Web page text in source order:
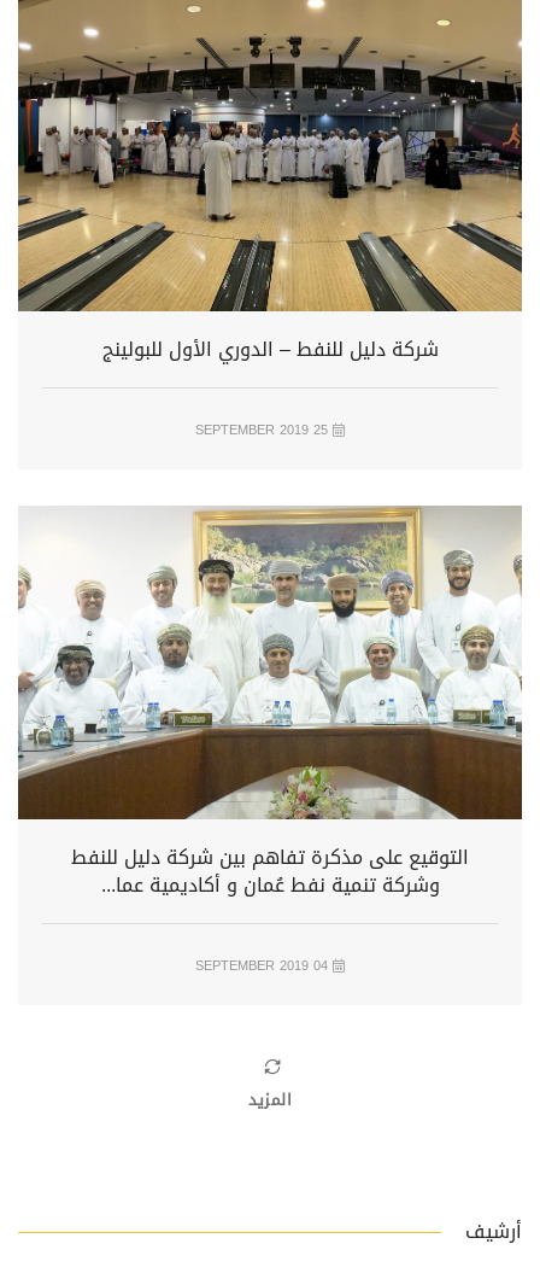
شركة دليل للنفط – الدوري الأول للبولينج
التوقيع على مذكرة تفاهم بين شركة دليل للنفط
وشركة تنمية نفط عُمان و أكاديمية عما...
المزيد
أرشيف